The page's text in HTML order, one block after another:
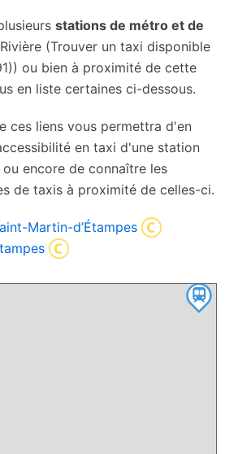
stations de métro et de
(Trouver un taxi disponible
ou bien à proximité de cette
en liste certaines ci-dessous.
ces liens vous permettra d'en
en taxi d'une station
ou encore de connaître les
de taxis à proximité de celles-ci.
Martin-d’Étampes